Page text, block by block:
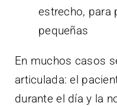
estrecho, para
pequeñas
En muchos casos
articulada: el
durante el día y la